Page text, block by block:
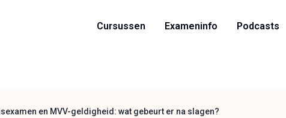
Cursussen Exameninfo Podcasts
en MVV-geldigheid: wat gebeurt er na slagen?